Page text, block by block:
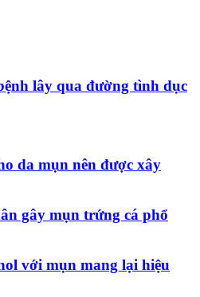
lây qua đường tình dục
da mụn nên được xây
gây mụn trứng cá phổ
với mụn mang lại hiệu